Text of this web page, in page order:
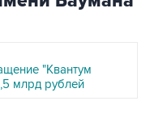
"Квантум
млрд рублей